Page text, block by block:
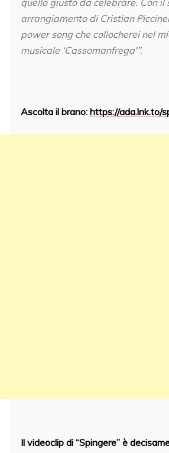
quello giusto da celebrare. Con il
arrangiamento di Cristian
power song che collocherei nel
musicale ‘Cassomanfrega'”.
Ascolta il brano: https://ada.lnk.to/
Il videoclip di “Spingere” è